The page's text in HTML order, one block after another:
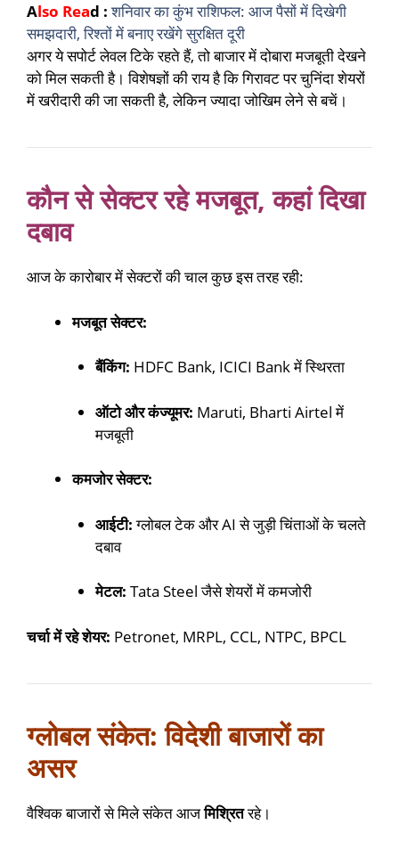
Also Read :शनिवार का कुंभ राशिफल: आज पैसों में दिखेगी
समझदारी, रिश्तों में बनाए रखेंगे सुरक्षित दूरी
अगर ये सपोर्ट लेवल टिके रहते हैं, तो बाजार में दोबारा मजबूती देखने
को मिल सकती है। विशेषज्ञों की राय है कि गिरावट पर चुनिंदा शेयरों
में खरीदारी की जा सकती है, लेकिन ज्यादा जोखिम लेने से बचें।
कौन से सेक्टर रहे मजबूत, कहां दिखा
दबाव
आज के कारोबार में सेक्टरों की चाल कुछ इस तरह रही:
मजबूत सेक्टर:
बैंकिंग: HDFC Bank, ICICI Bank में स्थिरता
ऑटो और कंज्यूमर: Maruti, Bharti Airtel में
मजबूती
कमजोर सेक्टर:
आईटी:ग्लोबल टेक और AI से जुड़ी चिंताओं के चलते
दबाव
मेटल: Tata Steel जैसे शेयरों में कमजोरी
चर्चा में रहे शेयर: Petronet, MRPL, CCL, NTPC, BPCL
ग्लोबल संकेत: विदेशी बाजारों का
असर
वैश्विक बाजारों से मिले संकेत आजमिश्रितरहे।